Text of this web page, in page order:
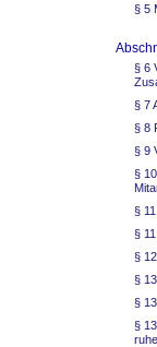
§ 5
§ 6
§ 7
§ 8
§ 9
§
§
§
§
§
§
§